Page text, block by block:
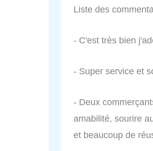
Liste des
- C'est très bien
- Super service et
- Deux
amabilité, sourire
et beaucoup de